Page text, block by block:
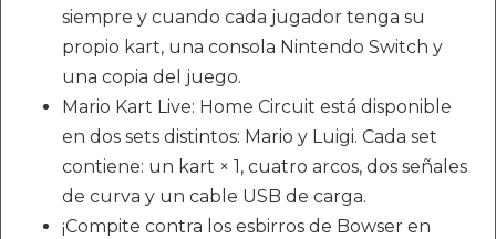
siempre y cuando cada jugador tenga su
propio kart, una consola Nintendo Switch y
una copia del juego.
Mario Kart Live: Home Circuit está disponible
en dos sets distintos: Mario y Luigi. Cada set
contiene: un kart × 1, cuatro arcos, dos señales
de curva y un cable USB de carga.
¡Compite contra los esbirros de Bowser en